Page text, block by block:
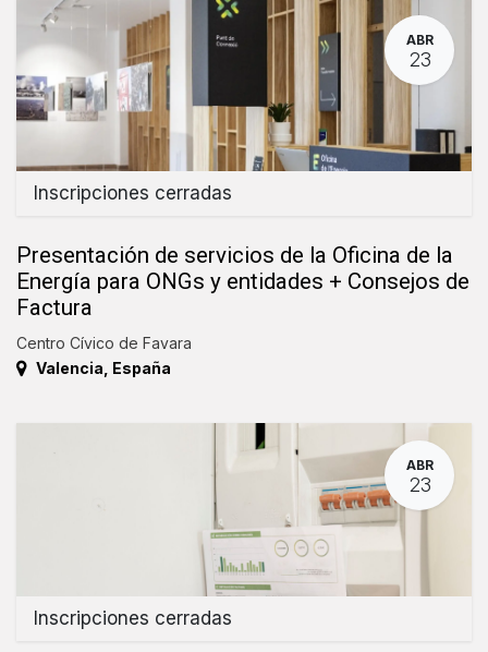
ABR
23
Inscripciones cerradas
Presentación de servicios de la Oficina de la
Energía para ONGs y entidades + Consejos de
Factura
Centro Cívico de Favara
Valencia España
ABR
23
Inscripciones cerradas